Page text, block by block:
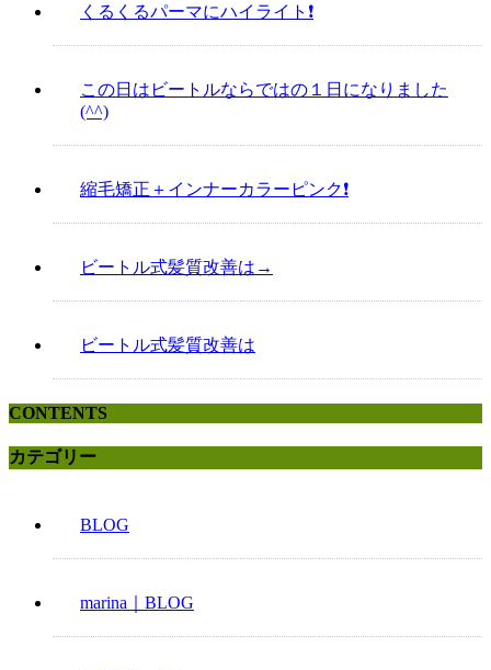
くるくるパーマにハイライト❗️
この日はビートルならではの１日になりました
(^^)
縮毛矯正＋インナーカラーピンク❗️
ビートル式髪質改善は→
ビートル式髪質改善は
CONTENTS
カテゴリー
BLOG
marina｜BLOG